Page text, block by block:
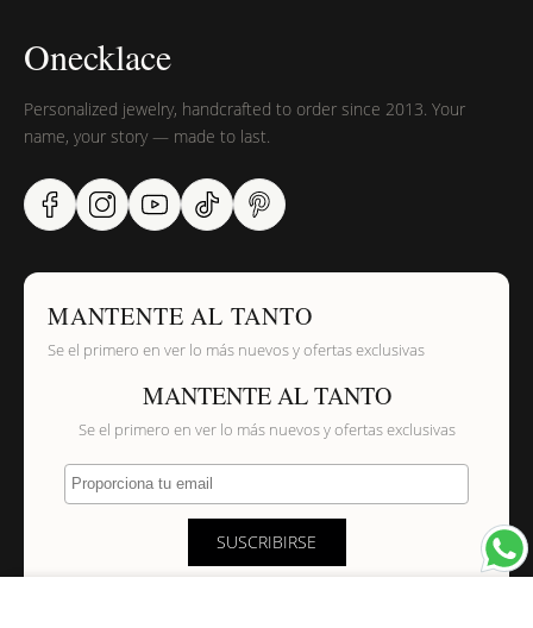
Onecklace
Personalized jewelry, handcrafted to order since 2013. Your
name, your story — made to last.
MANTENTE AL TANTO
Se el primero en ver lo más nuevos y ofertas exclusivas
MANTENTE AL TANTO
Se el primero en ver lo más nuevos y ofertas exclusivas
Proporciona tu email
SUSCRIBIRSE